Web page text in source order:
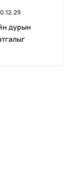
дурын